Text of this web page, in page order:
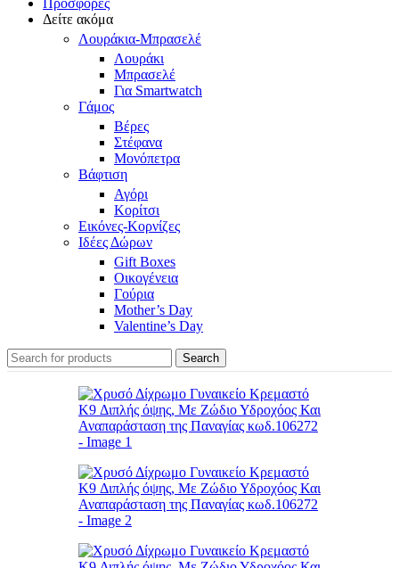
Προσφορές
Δείτε ακόμα
Λουράκια-Μπρασελέ
Λουράκι
Μπρασελέ
Για Smartwatch
Γάμος
Βέρες
Στέφανα
Μονόπετρα
Βάφτιση
Αγόρι
Κορίτσι
Εικόνες-Κορνίζες
Ιδέες Δώρων
Gift Boxes
Οικογένεια
Γούρια
Mother’s Day
Valentine’s Day
Search